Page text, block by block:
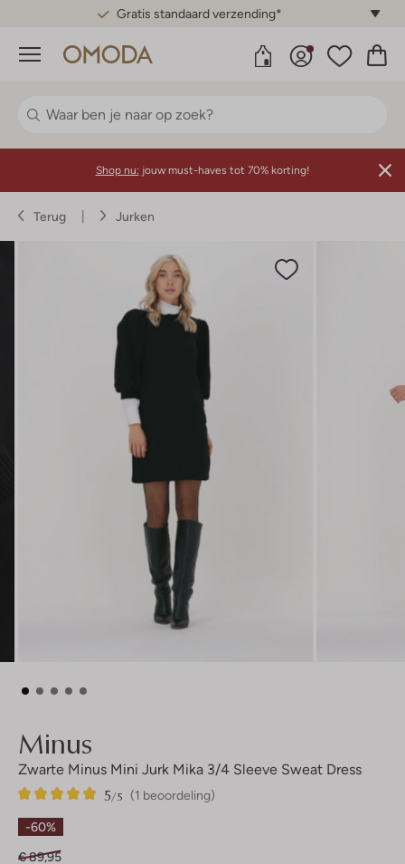
Gratis standaard verzending*
Menu
Shop nu: jouw must-haves tot 70% korting!
Terug Jurken
Minus
Zwarte Minus Mini Jurk Mika 3/4 Sleeve Sweat Dress
(1 beoordeling)
5/5
1
5
Sterren
-60%
€ 89,95